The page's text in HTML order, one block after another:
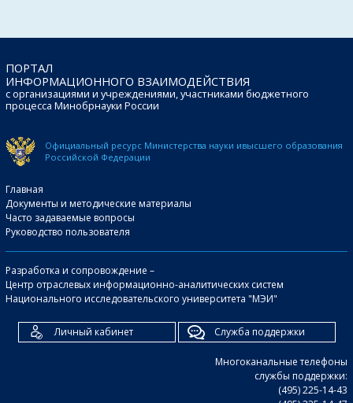
ПОРТАЛ
ИНФОРМАЦИОННОГО ВЗАИМОДЕЙСТВИЯ
с организациями и учреждениями, участниками бюджетного
процесса Минобрнауки России
Официальный ресурс Министерства науки ивысшего образования
Российской Федерации
Главная
Документы и методические материалы
Часто задаваемые вопросы
Руководство пользователя
Разработка и сопровождение –
Центр отраслевых информационно-аналитических систем
Национального исследовательского университета "МЭИ"
Личный кабинет Служба поддержки
Многоканальные телефоны
службы поддержки:
(495) 225-14-43